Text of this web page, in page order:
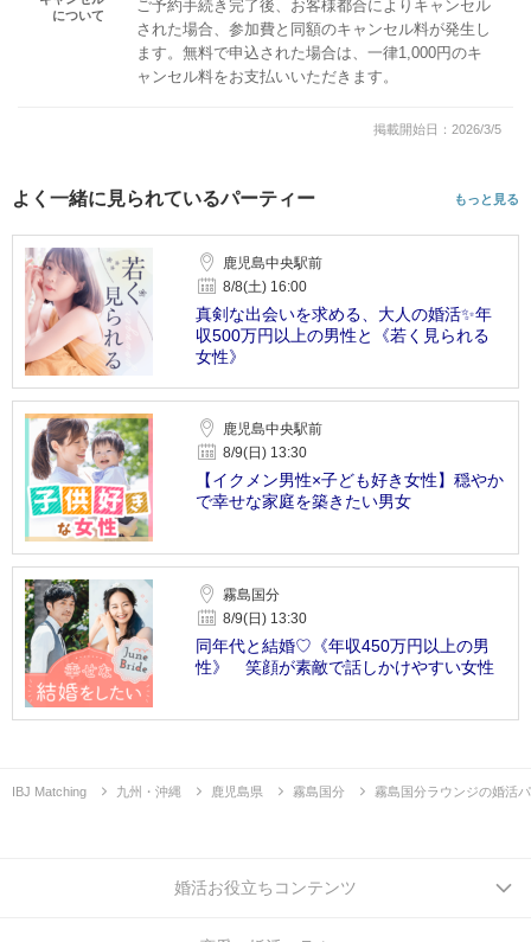
について
ご予約手続き完了後、お客様都合によりキャンセル
された場合、参加費と同額のキャンセル料が発生し
ます。無料で申込された場合は、一律1,000円のキ
ャンセル料をお支払いいただきます。
掲載開始日：2026/3/5
よく一緒に見られているパーティー もっと見る
鹿児島中央駅前
8/8(土) 16:00
真剣な出会いを求める、大人の婚活✨年
収500万円以上の男性と《若く見られる
女性》
鹿児島中央駅前
8/9(日) 13:30
【イクメン男性×子ども好き女性】穏やか
で幸せな家庭を築きたい男女
霧島国分
8/9(日) 13:30
同年代と結婚♡《年収450万円以上の男
性》 笑顔が素敵で話しかけやすい女性
IBJ Matching 九州・沖縄 鹿児島県 霧島国分 霧島国分ラウンジの婚活
婚活お役立ちコンテンツ